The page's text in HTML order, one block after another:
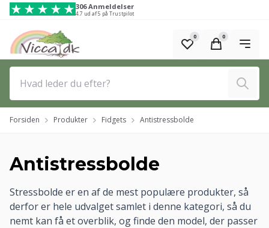
Spring til hovedindhold (Tryk Enter)
306 Anmeldelser
4.7 ud af 5 på Trustpilot
Søg
0 0
Forsiden Produkter Fidgets Antistressbolde
Antistressbolde
Stressbolde er en af de mest populære produkter, så
derfor er hele udvalget samlet i denne kategori, så du
nemt kan få et overblik, og finde den model, der passer